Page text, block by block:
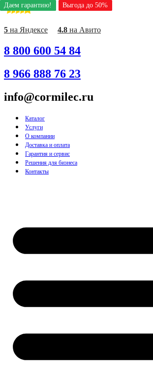
Перейти
к
содержимому
5 на Яндексе 4.8 на Авито
8 800 600 54 84
8 966 888 76 23
info@cormilec.ru
Каталог
Услуги
О компании
Доставка и оплата
Гарантия и сервис
Решения для бизнеса
Контакты
Даем гарантию! Выгода до 50%
Даем гарантию! Выгода до 50%
Даем гарантию! Выгода до 50%
Даем гарантию! Выгода до 50%
Даем гарантию! Выгода до 50%
Даем гарантию! Выгода до 50%
Даем гарантию! Выгода до 50%
Даем гарантию! Выгода до 50%
Даем гарантию! Выгода до 50%